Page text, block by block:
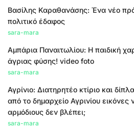
Βασίλης Καραθανάσης: Ένα νέο
πολιτικό έδαφος
sara-mara
Αμπάρια Παναιτωλίου: Η παιδική
άγριας φύσης! video foto
sara-mara
Αγρίνιο: Διατηρητέο κτίριο και
από το δημαρχείο Αγρινίου
αρμόδιους δεν βλέπει;
sara-mara